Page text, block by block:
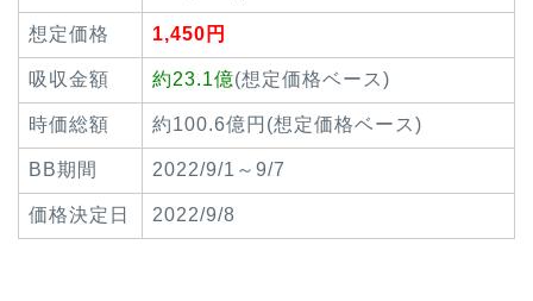
想定価格 1,450円
吸収金額 約23.1億(想定価格ベース)
時価総額 約100.6億円(想定価格ベース)
BB期間 2022/9/1～9/7
価格決定日 2022/9/8